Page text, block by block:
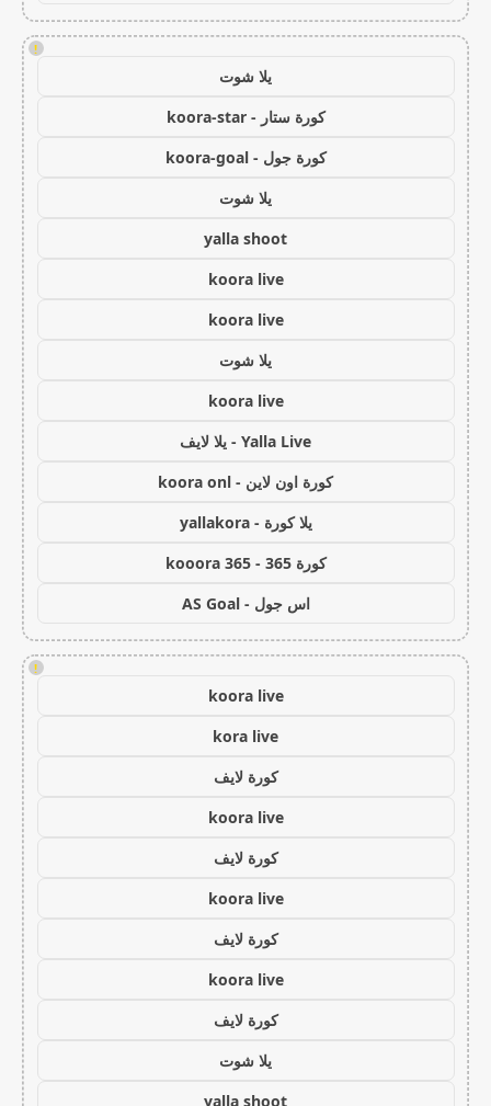
!
يلا شوت
كورة ستار - koora-star
كورة جول - koora-goal
يلا شوت
yalla shoot
koora live
koora live
يلا شوت
koora live
Yalla Live - يلا لايف
كورة اون لاين - koora onl
يلا كورة - yallakora
كورة 365 - kooora 365
اس جول - AS Goal
!
koora live
kora live
كورة لايف
koora live
كورة لايف
koora live
كورة لايف
koora live
كورة لايف
يلا شوت
yalla shoot